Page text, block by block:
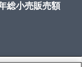
総小売販売額